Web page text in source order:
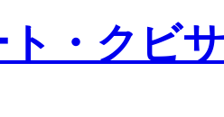
ト・クビ